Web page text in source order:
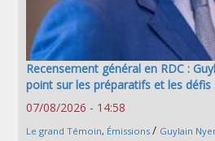
Recensement général en RDC :
point sur les préparatifs et les défis
07/08/2026 - 14:58
Le grand Témoin, Émissions / Guylain